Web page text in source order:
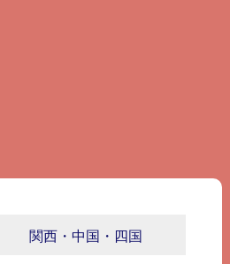
関西・中国・四国